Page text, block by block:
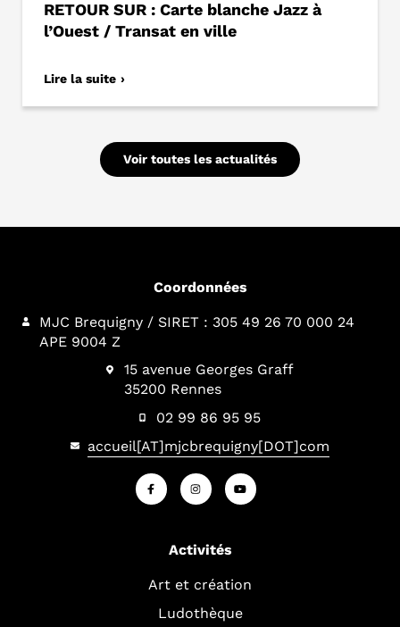
RETOUR SUR : Carte blanche Jazz à
l’Ouest / Transat en ville
Lire la suite
Voir toutes les actualités
Coordonnées
MJC Brequigny / SIRET : 305 49 26 70 000 24
APE 9004 Z
15 avenue Georges Graff
35200 Rennes
02 99 86 95 95
accueil[AT]mjcbrequigny[DOT]com
Activités
Art et création
Ludothèque